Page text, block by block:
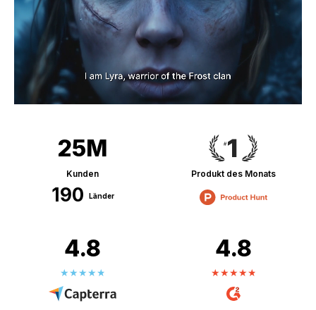
25M
Kunden
190 Länder
Produkt des Monats
4.8 4.8